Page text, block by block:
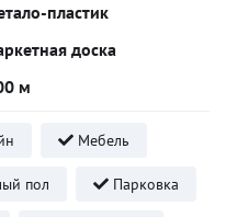
пластик
доска
м
Мебель
пол Парковка